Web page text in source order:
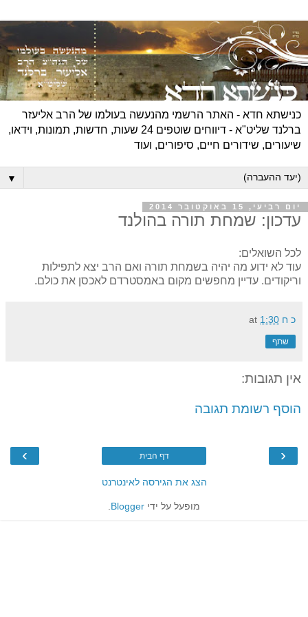
כנישתא חדא - האתר הרשמי מהנעשה בעולמו של הרב אליעזר
ברלנד שליט"א - דיווחים שוטפים 24 שעות, חדשות, תמונות, וידאו,
שיעורים, שידורים חיים, סיפורים, ועוד
▼
יום רביעי, 15 באוקטובר 2014
עדכון: שמחת תורה בהולנד
לכל השואלים:
עוד לא ידוע מה יהיה בשמחת תורה ואם הרב יצא לתפילות
וריקודים. עדיין מחפשים מקום באמסטרדם לאכסן את כולם.
כ ח at 1:30
שתף
אין תגובות:
הוסף רשומת תגובה
‹
› דף הבית
הצג את הגירסה לאינטרנט
מופעל על ידי Blogger
.